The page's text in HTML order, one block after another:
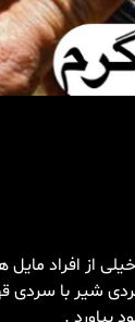
از افراد مایل
شیر با سردی